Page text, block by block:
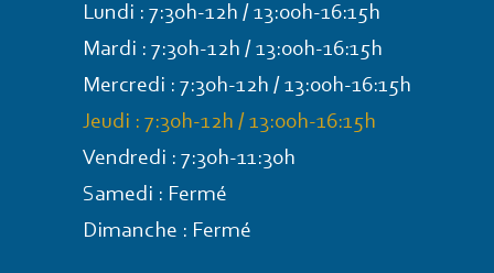
Lundi : 7:30h-12h / 13:00h-16:15h
Mardi : 7:30h-12h / 13:00h-16:15h
Mercredi : 7:30h-12h / 13:00h-16:15h
Jeudi : 7:30h-12h / 13:00h-16:15h
Vendredi : 7:30h-11:30h
Samedi : Fermé
Dimanche : Fermé